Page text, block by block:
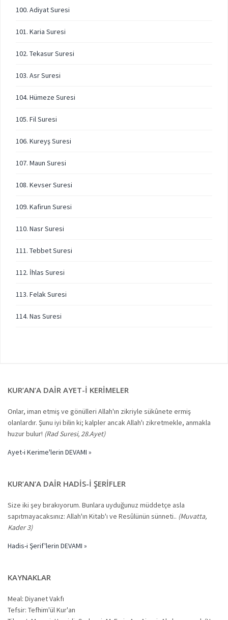
100. Adiyat Suresi
101. Karia Suresi
102. Tekasur Suresi
103. Asr Suresi
104. Hümeze Suresi
105. Fil Suresi
106. Kureyş Suresi
107. Maun Suresi
108. Kevser Suresi
109. Kafirun Suresi
110. Nasr Suresi
111. Tebbet Suresi
112. İhlas Suresi
113. Felak Suresi
114. Nas Suresi
KUR’AN’A DAIR AYET-I KERIMELER
Onlar, iman etmiş ve gönülleri Allah'ın zikriyle sükûnete ermiş
olanlardır. Şunu iyi bilin ki; kalpler ancak Allah'ı zikretmekle, anmakla
huzur bulur! (Rad Suresi, 28.Ayet)
Ayet-i Kerime'lerin DEVAMI »
KUR’AN’A DAIR HADIS-I ŞERIFLER
Size iki şey bırakıyorum. Bunlara uyduğunuz müddetçe asla
sapıtmayacaksınız: Allah'ın Kitab'ı ve Resûlünün sünneti.. (Muvatta,
Kader 3)
Hadis-i Şerif'lerin DEVAMI »
KAYNAKLAR
Meal: Diyanet Vakfı
Tefsir: Tefhim'ül Kur'an